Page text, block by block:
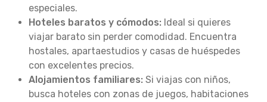
especiales.
Hoteles baratos y cómodos: Ideal si quieres
viajar barato sin perder comodidad. Encuentra
hostales, apartaestudios y casas de huéspedes
con excelentes precios.
Alojamientos familiares: Si viajas con niños,
busca hoteles con zonas de juegos, habitaciones